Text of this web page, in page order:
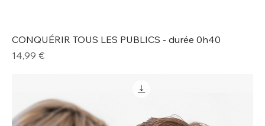
CONQUÉRIR TOUS LES PUBLICS - durée 0h40
Prix
14,99 €